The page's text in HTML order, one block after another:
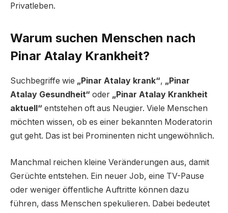
Privatleben.
Warum suchen Menschen nach
Pinar Atalay Krankheit?
Suchbegriffe wie „Pinar Atalay krank“, „Pinar
Atalay Gesundheit“ oder „Pinar Atalay Krankheit
aktuell“ entstehen oft aus Neugier. Viele Menschen
möchten wissen, ob es einer bekannten Moderatorin
gut geht. Das ist bei Prominenten nicht ungewöhnlich.
Manchmal reichen kleine Veränderungen aus, damit
Gerüchte entstehen. Ein neuer Job, eine TV-Pause
oder weniger öffentliche Auftritte können dazu
führen, dass Menschen spekulieren. Dabei bedeutet